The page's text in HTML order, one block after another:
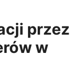
przez
w